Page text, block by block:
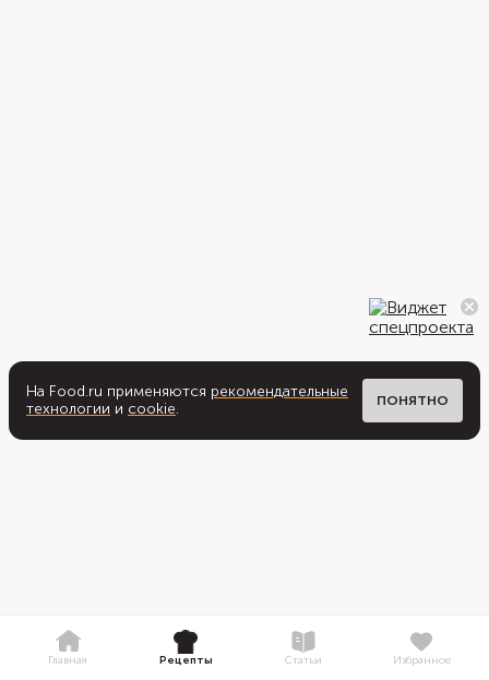
На Food.ru применяются рекомендательные
технологии и cookie. ПОНЯТНО
Главная Рецепты Статьи Избранное